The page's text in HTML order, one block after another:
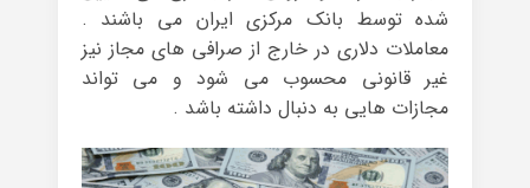
شده توسط بانک مرکزی ایران می باشند .
معاملات دلاری در خارج از صرافی‌ های مجاز نیز
غیر قانونی محسوب می‌ شود و می‌ تواند
مجازات‌ هایی به دنبال داشته باشد .